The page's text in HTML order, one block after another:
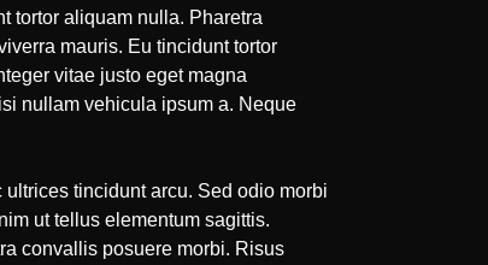
tortor aliquam nulla. Pharetra
mauris. Eu tincidunt tortor
vitae justo eget magna
nullam vehicula ipsum a. Neque
tincidunt arcu. Sed odio morbi
ut tellus elementum sagittis.
convallis posuere morbi. Risus